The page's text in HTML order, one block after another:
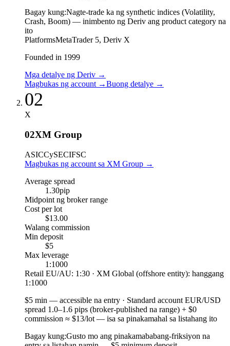
Bagay kung:Nagte-trade ka ng synthetic indices (Volatility,
Crash, Boom) — inimbento ng Deriv ang product category na
ito
PlatformsMetaTrader 5, Deriv X
Founded in 1999
Mga detalye ng Deriv →
Magbukas ng account →Buong detalye →
02
X
02XM Group
ASICCySECIFSC
Magbukas ng account sa XM Group →
Average spread
1.30pip
Midpoint ng broker range
Cost per lot
$13.00
Walang commission
Min deposit
$5
Max leverage
1:1000
Retail EU/AU: 1:30 · XM Global (offshore entity): hanggang
1:1000
$5 min — accessible na entry · Standard account EUR/USD
spread 1.0–1.6 pips (broker-published na range) + $0
commission ≈ $13/lot — isa sa pinakamahal sa listahang ito
Bagay kung:Gusto mo ang pinakamababang-friksiyon na